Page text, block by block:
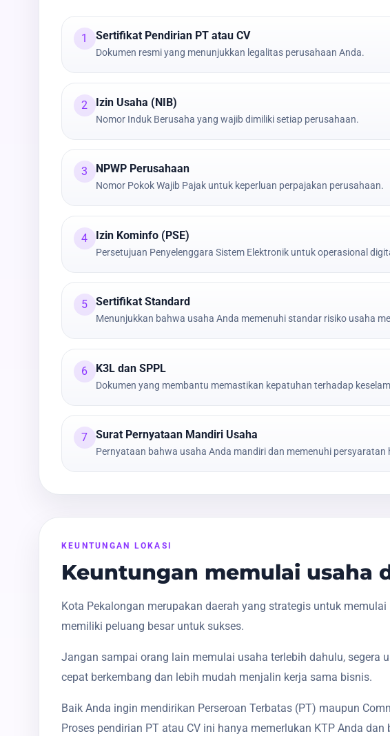
1 Sertifikat Pendirian PT atau CV
Dokumen resmi yang menunjukkan legalitas perusahaan Anda.
2 Izin Usaha (NIB)
Nomor Induk Berusaha yang wajib dimiliki setiap perusahaan.
3 NPWP Perusahaan
Nomor Pokok Wajib Pajak untuk keperluan perpajakan perusahaan.
4 Izin Kominfo (PSE)
Persetujuan Penyelenggara Sistem Elektronik untuk operasional
5 Sertifikat Standard
Menunjukkan bahwa usaha Anda memenuhi standar risiko usaha
6 K3L dan SPPL
Dokumen yang membantu memastikan kepatuhan terhadap
7 Surat Pernyataan Mandiri Usaha
Pernyataan bahwa usaha Anda mandiri dan memenuhi persyaratan
KEUNTUNGAN LOKASI
Keuntungan memulai usaha
Kota Pekalongan merupakan daerah yang strategis untuk
memiliki peluang besar untuk sukses.
Jangan sampai orang lain memulai usaha terlebih dahulu, segera
cepat berkembang dan lebih mudah menjalin kerja sama bisnis.
Baik Anda ingin mendirikan Perseroan Terbatas (PT) maupun
Proses pendirian PT atau CV ini hanya memerlukan KTP Anda